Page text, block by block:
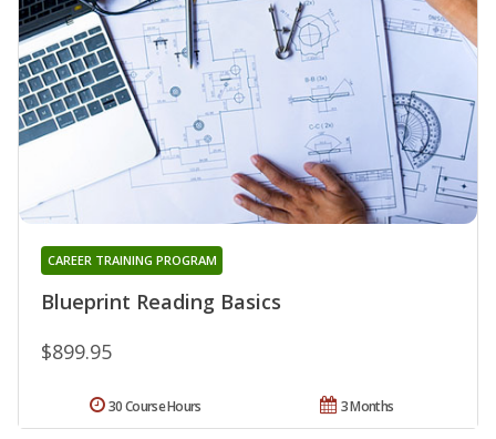
Blueprint Reading Basics
CAREER TRAINING PROGRAM
$899.95
3 Months
30 Course Hours